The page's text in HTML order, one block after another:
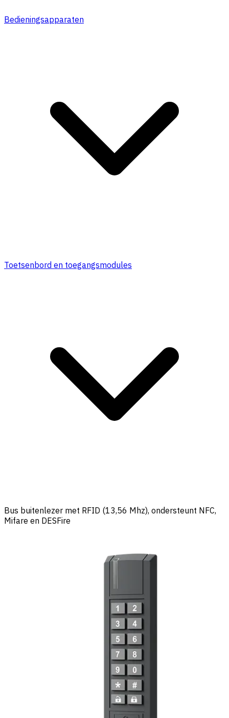
Bedieningsapparaten
Toetsenbord en toegangsmodules
Bus buitenlezer met RFID (13,56 Mhz), ondersteunt NFC,
Mifare en DESFire